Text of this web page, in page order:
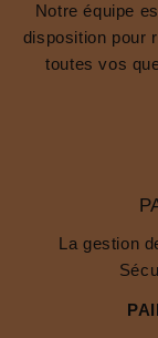
Notre équipe
disposition pour
toutes vos
La gestion